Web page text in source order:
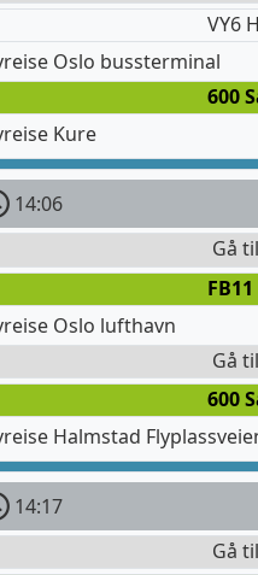
VY6
Oslo bussterminal
600
Kure
14:06
Gå
Oslo lufthavn
Gå
600
Halmstad
14:17
Gå